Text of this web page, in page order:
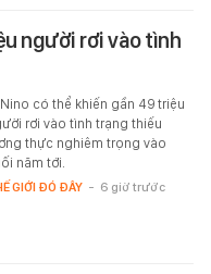
người rơi vào tình
Nino có thể khiến gần 49 triệu
rơi vào tình trạng thiếu
thực nghiêm trọng vào
năm tới.
GIỚI ĐÓ ĐÂY - 6 giờ trước